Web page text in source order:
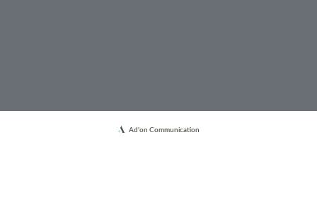
Ad'on Communication